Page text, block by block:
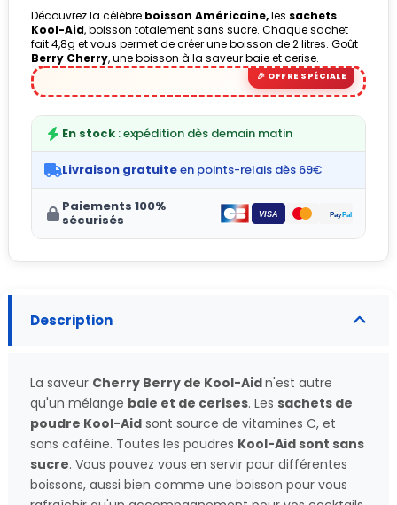
Découvrez la célèbre boisson Américaine,les sachets
Kool-Aid, boisson totalement sans sucre. Chaque sachet
fait 4,8g et vous permet de créer une boisson de 2 litres. Goût
Berry Cherry, une boisson à la saveur baie et cerise.
En stock : expédition dès demain matin
Livraison gratuiteen points-relais dès 69€
Paiements 100%
sécurisés
Description
La saveur Cherry Berry de Kool-Aidn'est autre
qu'un mélange baie et de cerises. Les sachets de
poudre Kool-Aid sont source de vitamines C, et
sans caféine. Toutes les poudres Kool-Aid sont sans
sucre. Vous pouvez vous en servir pour différentes
boissons, aussi bien comme une boisson pour vous